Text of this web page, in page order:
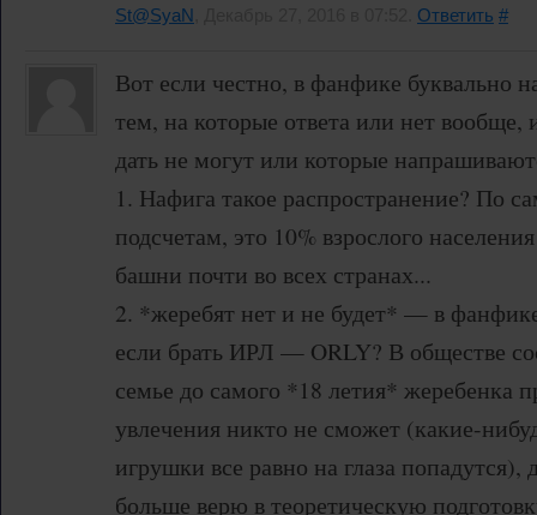
St@SyaN Ответить #
Вот если честно, в фанфике буквально
тем, на которые ответа или нет вообще,
дать не могут или которые
1. Нафига такое распространение? По
подсчетам, это 10% взрослого
башни почти во всех странах...
2. *жеребят нет и не будет* — в
если брать ИРЛ — ORLY? В обществе
семье до самого *18 летия* жеребенка
увлечения никто не сможет (какие-
игрушки все равно на глаза попадутся),
больше верю в теоретическую